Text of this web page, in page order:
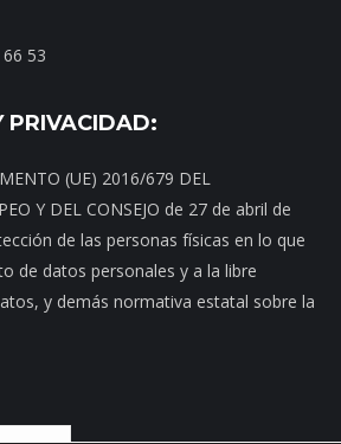
53
PRIVACIDAD:
(UE) 2016/679 DEL
Y DEL CONSEJO de 27 de abril de
de las personas físicas en lo que
de datos personales y a la libre
y demás normativa estatal sobre la